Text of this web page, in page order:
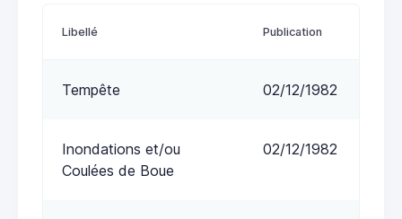
Libellé Publication
Tempête 02/12/1982
Inondations et/ou
Coulées de Boue
02/12/1982